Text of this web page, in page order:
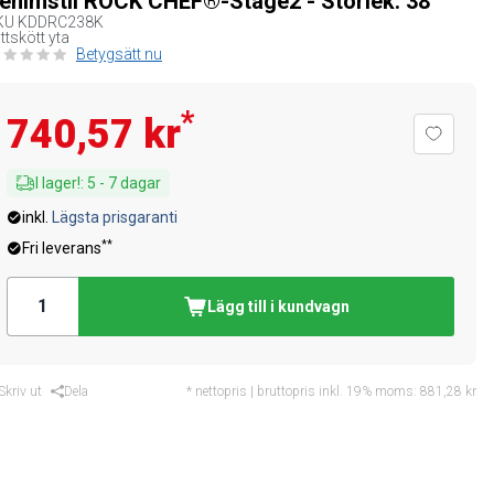
KDDRC238K
yta
Betygsätt nu
740,57 kr*
I lager!: 5 - 7dagar
inkl.
Lägsta prisgaranti
Fri leverans**
Lägg till i kundvagn
ut Dela * nettopris | bruttopris inkl. 19% moms: 881,28 kr